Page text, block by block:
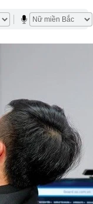
Xử
3
biến
gian
Shopee